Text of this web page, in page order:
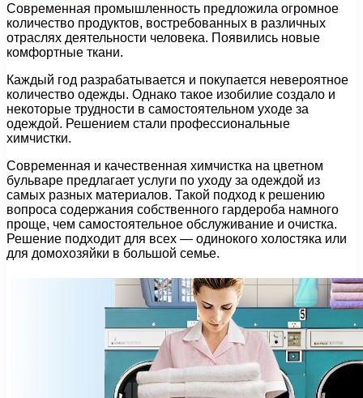
Современная промышленность предложила огромное
количество продуктов, востребованных в различных
отраслях деятельности человека. Появились новые
комфортные ткани.
Каждый год разрабатывается и покупается невероятное
количество одежды. Однако такое изобилие создало и
некоторые трудности в самостоятельном уходе за
одеждой. Решением стали профессиональные
химчистки.
Современная и качественная химчистка на цветном
бульваре предлагает услуги по уходу за одеждой из
самых разных материалов. Такой подход к решению
вопроса содержания собственного гардероба намного
проще, чем самостоятельное обслуживание и очистка.
Решение подходит для всех — одинокого холостяка или
для домохозяйки в большой семье.